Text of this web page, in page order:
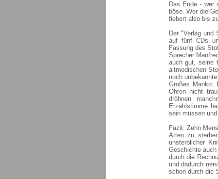
Das Ende - wer
böse. Wer die
fiebert also bis
Der "Verlag und
auf fünf CDs
Fassung des
Sprecher
auch gut, seine
altmodischen
noch
Großes Manko:
Ohren nicht
dröhnen
Erzählstimme
sein müssen
Fazit: Zehn
Arten zu
unsterblicher
Geschichte
durch die
und dadurch
schon durch die